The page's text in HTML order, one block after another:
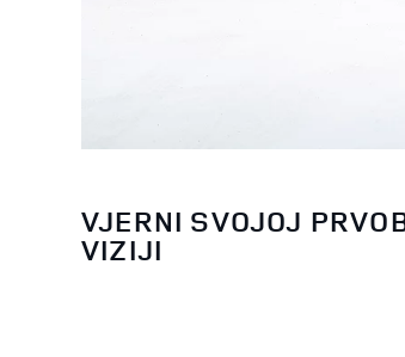
VJERNI SVOJOJ
VIZIJI